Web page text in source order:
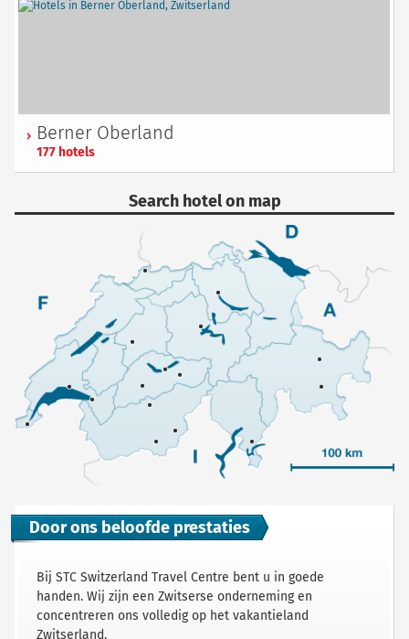
Berner Oberland
177 hotels
Search hotel on map
Door ons beloofde prestaties
Bij STC Switzerland Travel Centre bent u in goede
handen. Wij zijn een Zwitserse onderneming en
concentreren ons volledig op het vakantieland
Zwitserland.